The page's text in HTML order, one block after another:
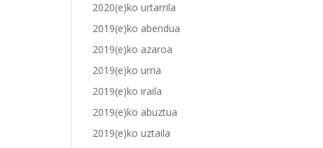
2020(e)ko urtarrila
2019(e)ko abendua
2019(e)ko azaroa
2019(e)ko urria
2019(e)ko iraila
2019(e)ko abuztua
2019(e)ko uztaila